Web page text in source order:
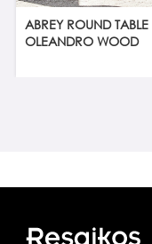
ABREY ROUND
OLEANDRO WOOD